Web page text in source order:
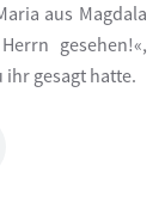
aus Magdala
gesehen!«,
ihr gesagt hatte.